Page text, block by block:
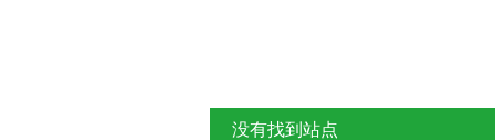
没有找到站点